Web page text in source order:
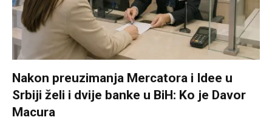
Nakon preuzimanja Mercatora i Idee u
Srbiji želi i dvije banke u BiH: Ko je Davor
Macura